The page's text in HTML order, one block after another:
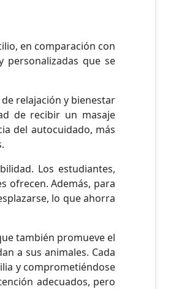
en comparación con
personalizadas que se
relajación y bienestar
de recibir un masaje
del autocuidado, más
Los estudiantes,
ofrecen. Además, para
lo que ahorra
también promueve el
a sus animales. Cada
y comprometiéndose
adecuados, pero